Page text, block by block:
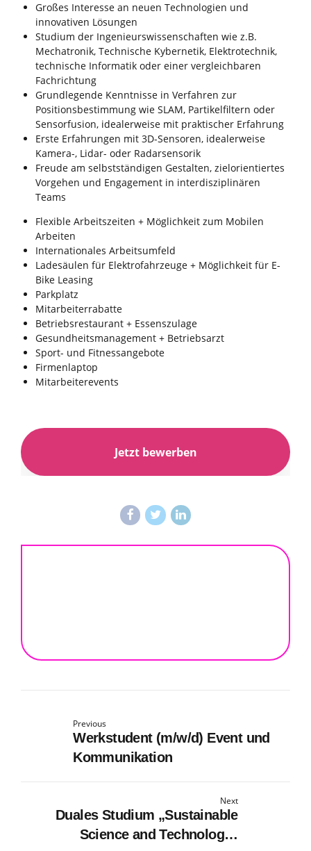
Großes Interesse an neuen Technologien und
innovativen Lösungen
Studium der Ingenieurswissenschaften wie z.B.
Mechatronik, Technische Kybernetik, Elektrotechnik,
technische Informatik oder einer vergleichbaren
Fachrichtung
Grundlegende Kenntnisse in Verfahren zur
Positionsbestimmung wie SLAM, Partikelfiltern oder
Sensorfusion, idealerweise mit praktischer Erfahrung
Erste Erfahrungen mit 3D-Sensoren, idealerweise
Kamera-, Lidar- oder Radarsensorik
Freude am selbstständigen Gestalten, zielorientiertes
Vorgehen und Engagement in interdisziplinären
Teams
Flexible Arbeitszeiten + Möglichkeit zum Mobilen
Arbeiten
Internationales Arbeitsumfeld
Ladesäulen für Elektrofahrzeuge + Möglichkeit für E-
Bike Leasing
Parkplatz
Mitarbeiterrabatte
Betriebsrestaurant + Essenszulage
Gesundheitsmanagement + Betriebsarzt
Sport- und Fitnessangebote
Firmenlaptop
Mitarbeiterevents
Previous
Werkstudent (m/w/d) Event und
Kommunikation
Next
Duales Studium „Sustainable
Science and Technology“